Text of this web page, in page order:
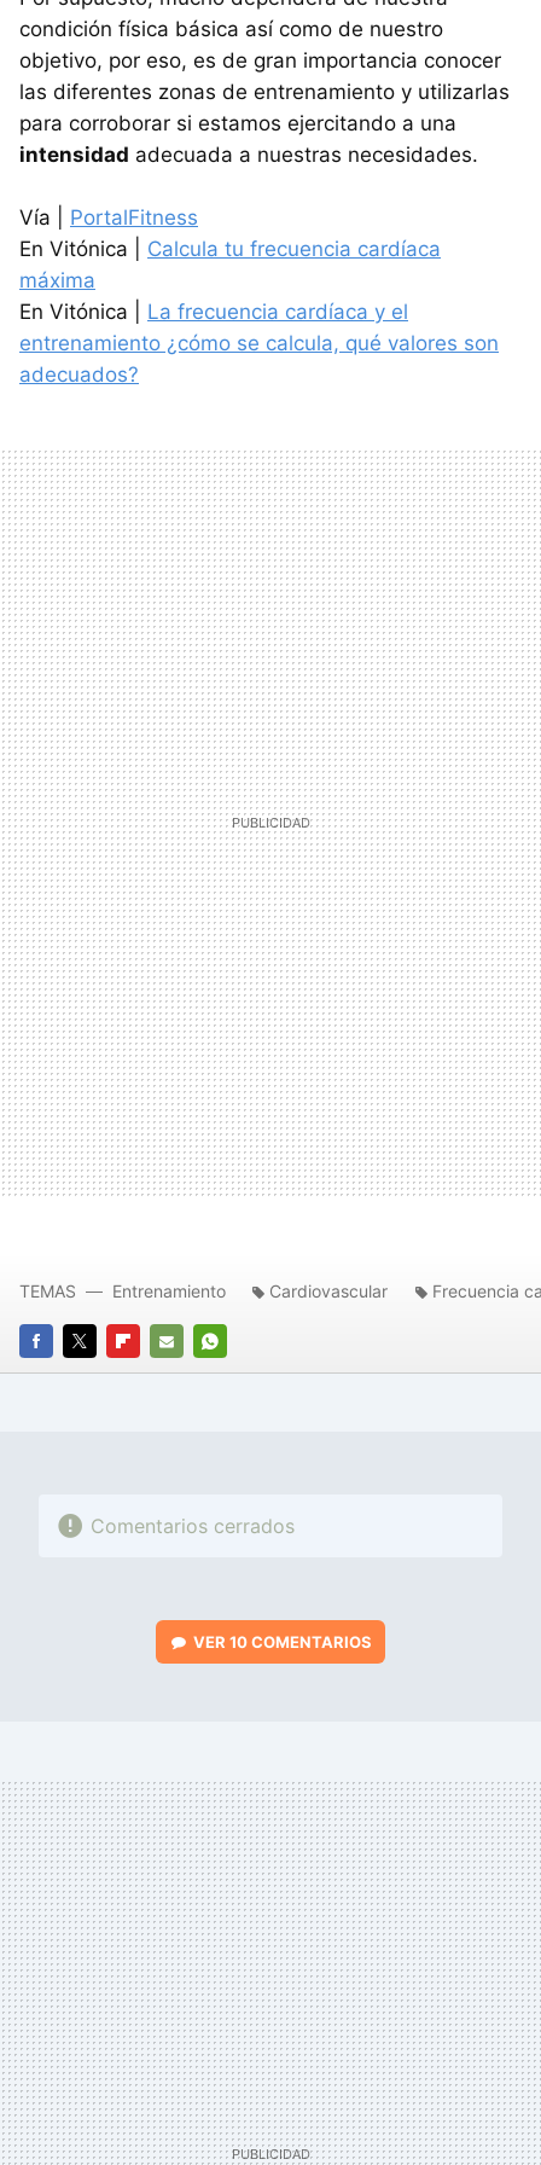
condición física básica así como de nuestro
objetivo, por eso, es de gran importancia conocer
las diferentes zonas de entrenamiento y utilizarlas
para corroborar si estamos ejercitando a una
intensidad adecuada a nuestras necesidades.
Vía | PortalFitness
En Vitónica | Calcula tu frecuencia cardíaca
máxima
En Vitónica | La frecuencia cardíaca y el
entrenamiento ¿cómo se calcula, qué valores son
adecuados?
FACEBOOK
TWITTERFLIPBOARD
E-
WHATSAPP
TEMAS Entrenamiento Cardiovascular Frecuencia
Comentarios cerrados
VER 10 COMENTARIOS